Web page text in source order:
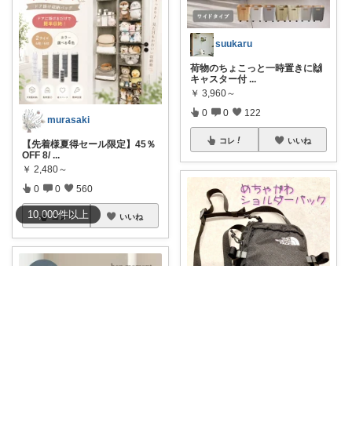
10,000件以上
murasaki
【先着様夏得セール限定】45％
OFF 8/ ...
￥ 2,480～
0 0 560
コレ いいね
suukaru
荷物のちょこっと一時置きに🙌
キャスター付 ...
￥ 3,960～
0 0 122
コレ いいね